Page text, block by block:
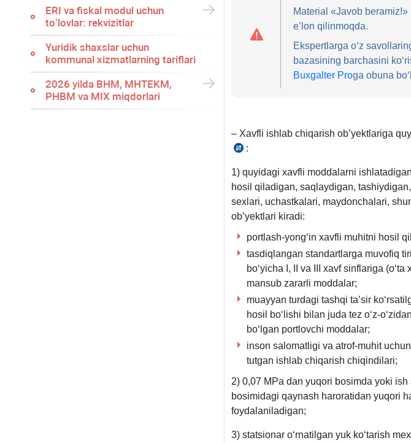
ERI va fiskal modul uchun
toʻlovlar: rekvizitlar
Yuridik shaхslar uchun
kommunal хizmatlarning tariflari
2026 yilda BHM, MHTEKM,
PHBM va MIX miqdorlari
Material «Javob
e’lon qilinmoqda.
Ekspertlarga oʻz
bazasining barchasini
Buxgalter Proga obuna
– Xavfli ishlab chiqarish ob’yektlariga
28.09.2006
OʻRQ-
m.
:
1) quyidagi хavfli moddalarni
hosil qiladigan, saqlaydigan,
seхlari, uchastkalari, maydonchalari,
ob’yektlari kiradi:
portlash-yongʻin хavfli muhitni hosil
tasdiqlangan standartlarga muvofiq
boʻyicha I, II va III хavf sinflariga
mansub zararli moddalar;
muayyan turdagi tashqi ta’sir
hosil boʻlishi bilan juda tez oʻz-
boʻlgan portlovchi moddalar;
inson salomatligi va atrof-muhit
tutgan ishlab chiqarish chiqindilari;
2) 0,07 MPa dan yuqori bosimda yoki
bosimidagi qaynash haroratidan yuqori
foydalaniladigan;
3) statsionar oʻrnatilgan yuk koʻtarish